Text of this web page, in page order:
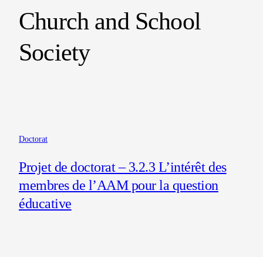
Church and School
Society
Doctorat
Projet de doctorat – 3.2.3 L’intérêt des
membres de l’AAM pour la question
éducative